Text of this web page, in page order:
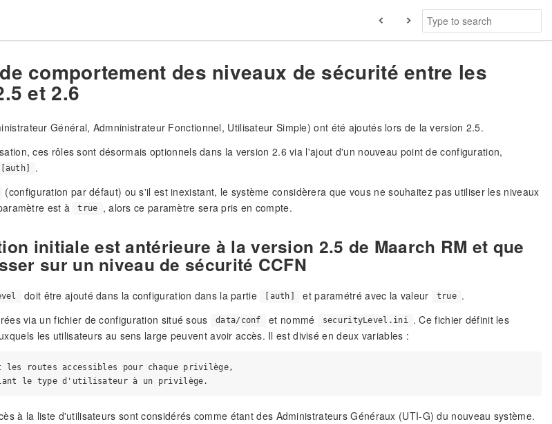
comportement des niveaux de sécurité entre les
et 2.6
Général, Admninistrateur Fonctionnel, Utilisateur Simple) ont été ajoutés lors de la version 2.5.
ces rôles sont désormais optionnels dans la version 2.6 via l'ajout d'un nouveau point de configuration,
[auth]
.
(configuration par défaut) ou s'il est inexistant, le système considèrera que vous ne souhaitez pas utiliser les niveaux
est à
true , alors ce paramètre sera pris en compte.
initiale est antérieure à la version 2.5 de Maarch RM et que
sur un niveau de sécurité CCFN
doit être ajouté dans la configuration dans la partie [auth] et paramétré avec la valeur true .
via un fichier de configuration situé sous
data/conf et nommé securityLevel.ini . Ce fichier définit les
les utilisateurs au sens large peuvent avoir accès. Il est divisé en deux variables :
routes accessibles pour chaque privilège,
à la liste d'utilisateurs sont considérés comme étant des Administrateurs Généraux (UTI-G) du nouveau système.